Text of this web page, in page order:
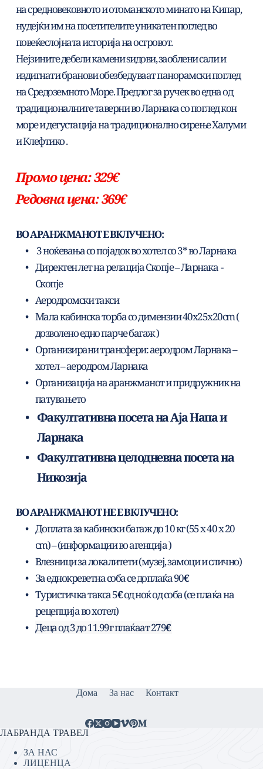
на средновековното и отоманското минато на Кипар,
нудејќи им на посетителите уникатен поглед во
повеќеслојната историја на островот.
Нејзините дебели камени ѕидови, заоблени сали и
издигнати бранови обезбедуваат панорамски поглед
на Средоземното Море. Предлог за ручек во една од
традиционалните таверни во Ларнака со поглед кон
море и дегустација на традиционално сирење Халуми
и Клефтико .
Промо цена: 329€
Редовна цена: 369€
ВО АРАНЖМАНОТ Е ВКЛУЧЕНО:
3 ноќевања со појадок во хотел со 3* во Ларнака
Директен лет на релација Скопје – Ларнака  -
Скопје
Аеродромски такси
Мала кабинска торба со димензии 40x25x20cm (
дозволено едно парче багаж )
Организирани трансфери: аеродром Ларнака –
хотел – аеродром Ларнака
Организација на аранжманот и придружник на
патувањето
Факултативна посета на Аја Напа и
Ларнака
Факултативна целодневна посета на
Никозија
ВО АРАНЖМАНОТ НЕ Е ВКЛУЧЕНО:
Доплата за кабински багаж до 10 кг (55 x 40 x 20
cm) – (информации во агенција )
Влезници за локалитети (музеј, замоци и слично)
За еднокреветна соба се доплаќа 90€
Туристичка такса 5€ од ноќ од соба (се плаќа на
рецепција во хотел)
Деца од 3 до 11.99г плаќаат 279€
Дома За нас Контакт
ЛАБРАНДА ТРАВЕЛ
ЗА НАС
ЛИЦЕНЦА